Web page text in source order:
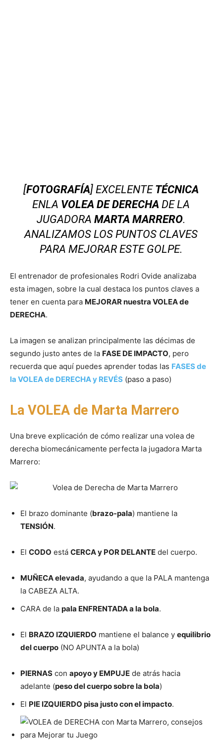
[FOTOGRAFÍA] EXCELENTE TÉCNICA
ENLA VOLEA DE DERECHA DE LA
JUGADORA MARTA MARRERO.
ANALIZAMOS LOS PUNTOS CLAVES
PARA MEJORAR ESTE GOLPE.
El entrenador de profesionales Rodri Ovide analizaba
esta imagen, sobre la cual destaca los puntos claves a
tener en cuenta para MEJORAR nuestra VOLEA de
DERECHA.
La imagen se analizan principalmente las décimas de
segundo justo antes de la FASE DE IMPACTO, pero
recuerda que aquí puedes aprender todas las FASES de
la VOLEA de DERECHA y REVÉS (paso a paso)
La VOLEA de Marta Marrero
Una breve explicación de cómo realizar una volea de
derecha biomecánicamente perfecta la jugadora Marta
Marrero:
El brazo dominante (brazo-pala) mantiene la
TENSIÓN.
El CODO está CERCA y POR DELANTE del cuerpo.
MUÑECA elevada, ayudando a que la PALA mantenga
la CABEZA ALTA.
CARA de la pala ENFRENTADA a la bola.
El BRAZO IZQUIERDO mantiene el balance y equilibrio
del cuerpo (NO APUNTA a la bola)
PIERNAS con apoyo y EMPUJE de atrás hacia
adelante (peso del cuerpo sobre la bola)
El PIE IZQUIERDO pisa justo con el impacto.